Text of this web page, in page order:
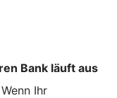
Bank läuft aus
Ihr